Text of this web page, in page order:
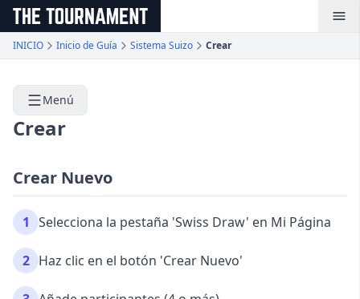
メインコンテンツへスキップ
INICIO Inicio de Guía Sistema Suizo Crear
Menú
Crear
Crear Nuevo
1 Selecciona la pestaña 'Swiss Draw' en Mi Página
2 Haz clic en el botón 'Crear Nuevo'